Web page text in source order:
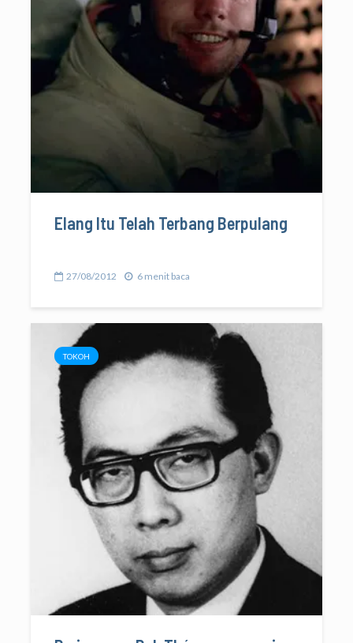
Elang Itu Telah Terbang Berpulang
27/08/2012 6 menit baca
TOKOH